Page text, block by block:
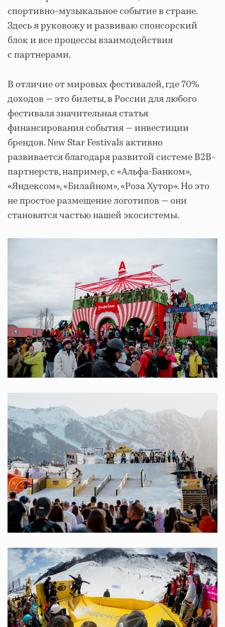
спортивно-музыкальное событие в стране.
Здесь я руковожу и развиваю спонсорский
блок и все процессы взаимодействия
с партнерами.
В отличие от мировых фестивалей, где 70%
доходов — это билеты, в России для любого
фестиваля значительная статья
финансирования события — инвестиции
брендов. New Star Festivals активно
развивается благодаря развитой системе B2B-
партнерств, например, с «Альфа-Банком»,
«Яндексом», «Билайном», «Роза Хутор». Но это
не простое размещение логотипов — они
становятся частью нашей экосистемы.